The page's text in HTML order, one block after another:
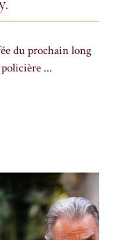
du prochain long
...